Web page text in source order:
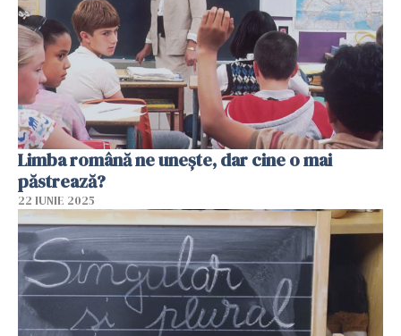
Limba română ne unește, dar cine o mai
păstrează?
22 IUNIE 2025